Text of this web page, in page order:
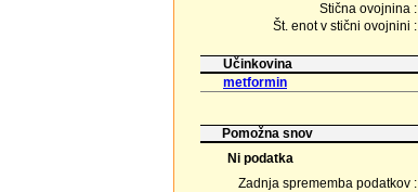
Stična ovojnina :
Št. enot v stični ovojnini :
Učinkovina
metformin
Pomožna snov
Ni podatka
Zadnja sprememba podatkov :